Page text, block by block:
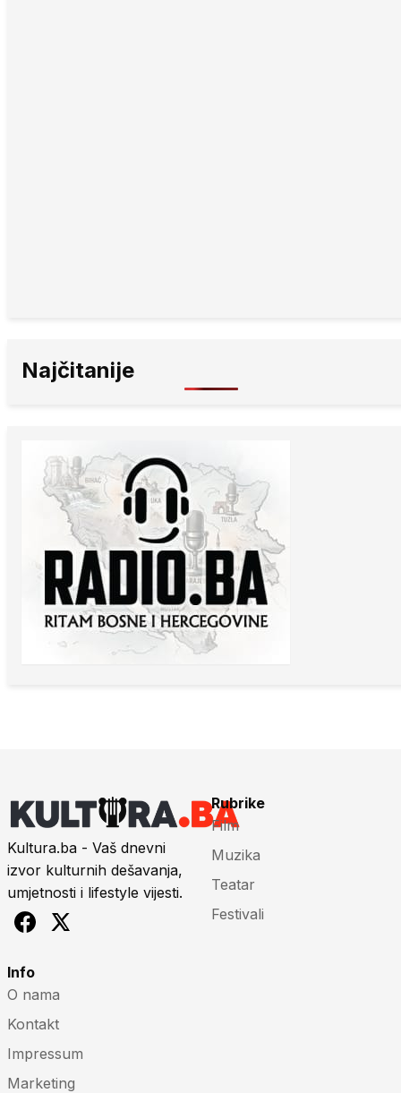
Najčitanije
Kultura.ba - Vaš dnevni
izvor kulturnih dešavanja,
umjetnosti i lifestyle vijesti.
Rubrike
Film
Muzika
Teatar
Festivali
Info
O nama
Kontakt
Impressum
Marketing